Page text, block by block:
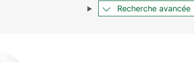
Recherche avancée